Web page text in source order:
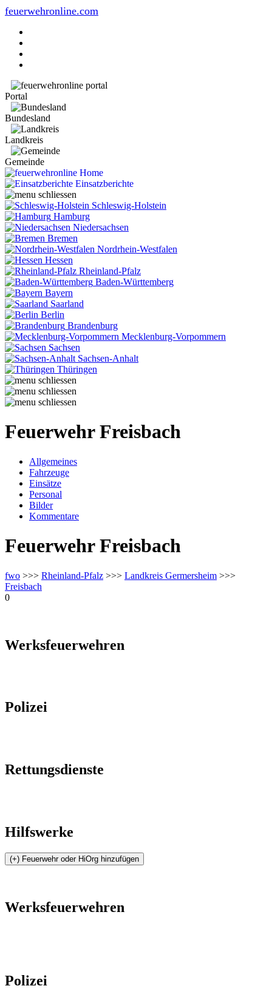
feuerwehronline.com
Portal
Bundesland
Landkreis
Gemeinde
Home
Einsatzberichte
Schleswig-Holstein
Hamburg
Niedersachsen
Bremen
Nordrhein-Westfalen
Hessen
Rheinland-Pfalz
Baden-Württemberg
Bayern
Saarland
Berlin
Brandenburg
Mecklenburg-Vorpommern
Sachsen
Sachsen-Anhalt
Thüringen
Feuerwehr Freisbach
Allgemeines
Fahrzeuge
Einsätze
Personal
Bilder
Kommentare
Feuerwehr Freisbach
fwo >>> Rheinland-Pfalz >>> Landkreis Germersheim >>>
Freisbach
0
Werksfeuerwehren
Polizei
Rettungsdienste
Hilfswerke
Werksfeuerwehren
Polizei